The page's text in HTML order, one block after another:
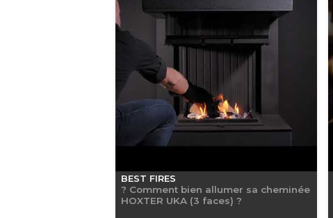
BEST FIRES
? Comment bien allumer sa cheminée
HOXTER UKA (3 faces) ?